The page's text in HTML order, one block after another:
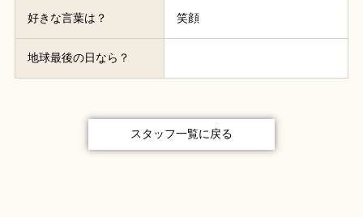
好きな言葉は？ 笑顔
地球最後の日なら？
スタッフ一覧に戻る